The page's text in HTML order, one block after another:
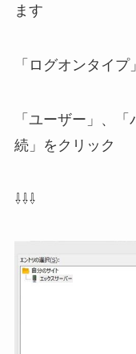
ます
「ログオンタイ
「ユーザー」、
続」をクリック
⇩⇩⇩